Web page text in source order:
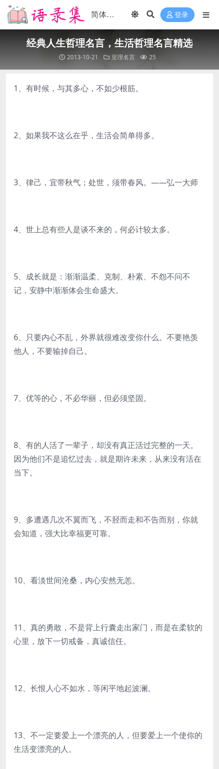
登录
经典人生哲理名言，生活哲理名言精选
2013-10-21 至理名言 25
1、有时候，与其多心，不如少根筋。
2、如果我不这么在乎，生活会简单得多。
3、律己，宜带秋气；处世，须带春风。——弘一大师
4、世上总有些人是谈不来的，何必计较太多。
5、成长就是：渐渐温柔、克制、朴素、不怨不问不
记，安静中渐渐体会生命盛大。
6、只要内心不乱，外界就很难改变你什么。不要艳羡
他人，不要输掉自己。
7、优等的心，不必华丽，但必须坚固。
8、有的人活了一辈子，却没有真正活过完整的一天。
因为他们不是追忆过去，就是期许未来，从来没有活在
当下。
9、多遭遇几次不翼而飞，不胫而走和不告而别，你就
会知道，强大比幸福更可靠。
10、看淡世间沧桑，内心安然无恙。
11、真的勇敢，不是背上行囊走出家门，而是在柔软的
心里，放下一切戒备，真诚信任。
12、长恨人心不如水，等闲平地起波澜。
13、不一定要爱上一个漂亮的人，但要爱上一个使你的
生活变漂亮的人。